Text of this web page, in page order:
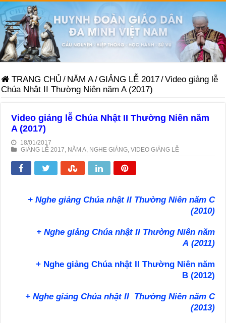
TRANG CHỦ / NĂM A/GIẢNG LỄ 2017/Video giảng lễ
Chúa Nhật II Thường Niên năm A (2017)
Video giảng lễ Chúa Nhật II Thường Niên năm
A (2017)
18/01/2017
GIẢNG LỄ 2017 NĂM A NGHE GIẢNG ,VIDEO GIẢNG LỄ
+ Nghe giảng Chúa nhật II Thường Niên năm C
(2010)
+ Nghe giảng Chúa nhật II Thường Niên năm
A (2011)
+ Nghe giảng Chúa nhật II Thường Niên năm
B (2012)
+ Nghe giảng Chúa nhật II Thường Niên năm C
(2013)